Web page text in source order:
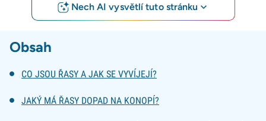
Nech AI vysvětlí tuto stránku
Obsah
CO JSOU ŘASY A JAK SE VYVÍJEJÍ?
JAKÝ MÁ ŘASY DOPAD NA KONOPÍ?